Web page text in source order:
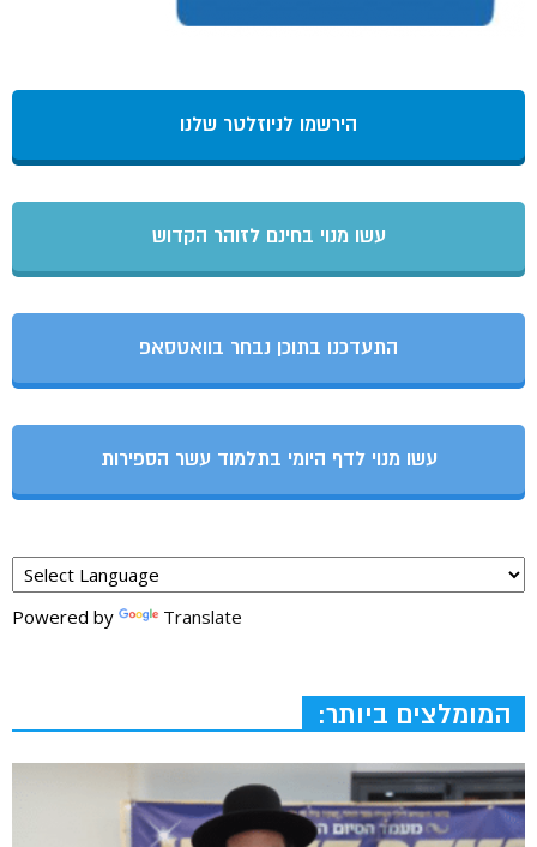
הירשמו לניוזלטר שלנו
עשו מנוי בחינם לזוהר הקדוש
התעדכנו בתוכן נבחר בוואטסאפ
עשו מנוי לדף היומי בתלמוד עשר הספירות
Powered by Translate
המומלצים ביותר: